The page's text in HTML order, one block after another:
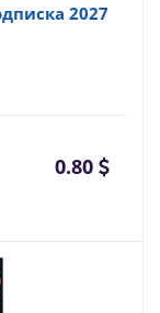
2027
0.80